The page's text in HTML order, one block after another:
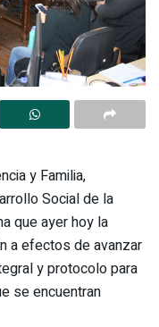
y Familia,
Social de la
que ayer hoy la
a efectos de avanzar
y protocolo para
se encuentran